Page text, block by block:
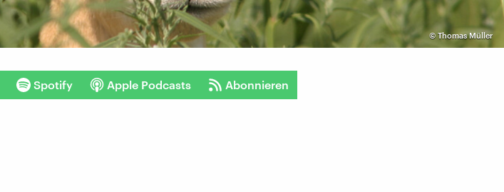
© Thomas Müller
Spotify Apple Podcasts Abonnieren